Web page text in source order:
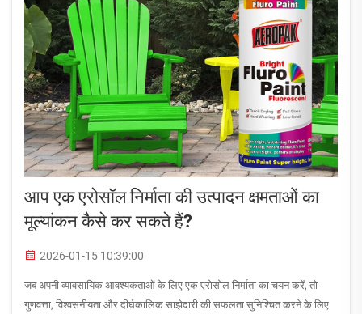
आप एक एरोसॉल निर्माता की उत्पादन क्षमताओं का
मूल्यांकन कैसे कर सकते हैं?
2026-01-15 10:39:00
जब अपनी व्यावसायिक आवश्यकताओं के लिए एक एरोसोल निर्माता का चयन करें, तो
गुणवत्ता, विश्वसनीयता और दीर्घकालिक साझेदारी की सफलता सुनिश्चित करने के लिए